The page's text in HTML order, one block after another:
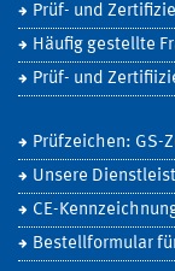
Prüf- und
Häufig gestellte
Prüf- und
Prüfzeichen: GS-
Unsere
CE-
Bestellformular